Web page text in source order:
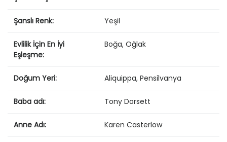
Şanslı Renk: Yeşil
Evlilik İçin En İyi
Eşleşme:
Boğa, Oğlak
Doğum Yeri: Aliquippa, Pensilvanya
Baba adı: Tony Dorsett
Anne Adı: Karen Casterlow